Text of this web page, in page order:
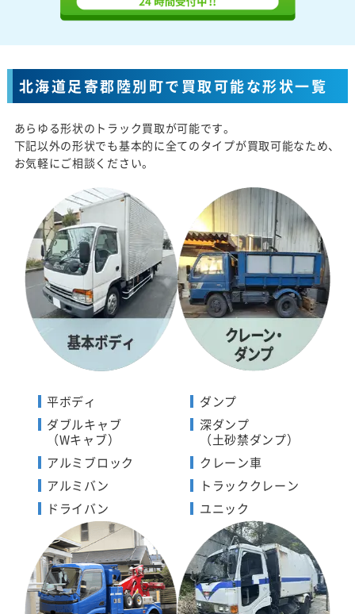
北海道足寄郡陸別町で買取可能な形状一覧
あらゆる形状のトラック買取が可能です。
下記以外の形状でも基本的に全てのタイプが買取可能なため、
お気軽にご相談ください。
平ボディ
ダブルキャブ
（Wキャブ）
アルミブロック
アルミバン
ドライバン
ダンプ
深ダンプ
（土砂禁ダンプ）
クレーン車
トラッククレーン
ユニック